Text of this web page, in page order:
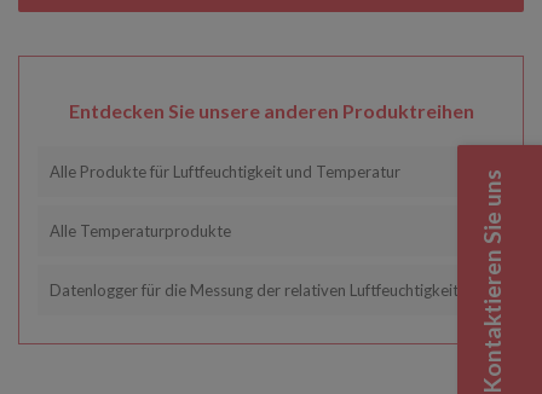
Entdecken Sie unsere anderen Produktreihen
Alle Produkte für Luftfeuchtigkeit und Temperatur
Alle Temperaturprodukte
Datenlogger für die Messung der relativen Luftfeuchtigkeit Kontaktieren Sie uns